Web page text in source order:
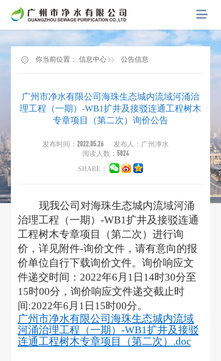
你当前位置： 信息中心 公告信息
广州市净水有限公司海珠生态城内流域河涌治
理工程（一期）-WB1扩井及接驳连通工程树木
专章项目（第二次）询价公告
发布时间： 2022.05.26
发布人：广州净水
阅读人数： 5824
SHARE：
现我公司对海珠生态城内流域河涌
治理工程（一期）-WB1扩井及接驳连通
工程树木专章项目（第二次）进行询
价，详见附件-询价文件，请有意向的报
价单位自行下载询价文件。询价响应文
件递交时间：2022年6月1日14时30分至
15时00分，询价响应文件递交截止时
间:2022年6月1日15时00分。
广州市净水有限公司海珠生态城内流域
河涌治理工程（一期）-WB1扩井及接驳
连通工程树木专章项目（第二次）.doc